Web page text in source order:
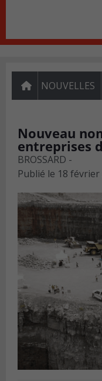
NOUVELLES
Nouveau
entreprises
BROSSARD -
Publié le 18 février